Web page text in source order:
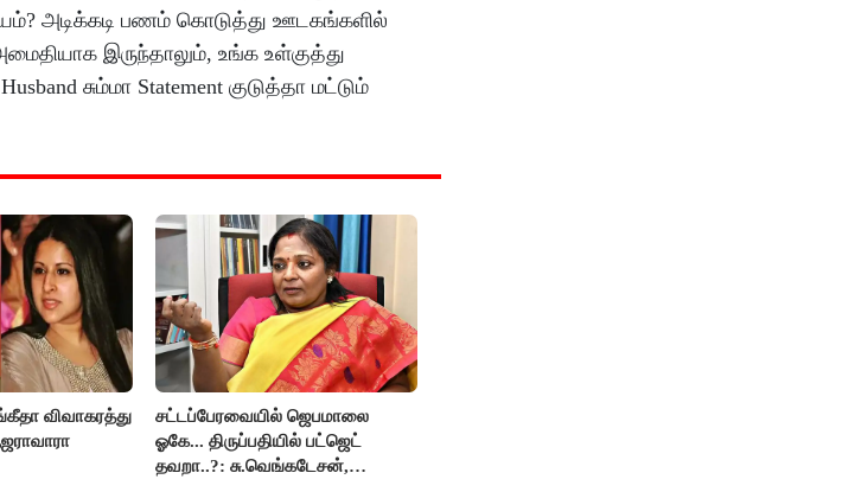
அடிக்கடி பணம் கொடுத்து ஊடகங்களில்
இருந்தாலும், உங்க உள்குத்து
சும்மா Statement குடுத்தா மட்டும்
விவாகரத்து
சட்டப்பேரவையில் ஜெபமாலை
ஓகே... திருப்பதியில் பட்ஜெட்
தவறா..?: சு.வெங்கடேசன்,